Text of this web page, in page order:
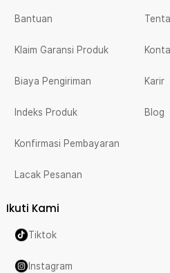
Bantuan
Klaim Garansi Produk
Biaya Pengiriman
Indeks Produk
Konfirmasi Pembayaran
Lacak Pesanan
Karir
Blog
Ikuti Kami
Tiktok
Instagram